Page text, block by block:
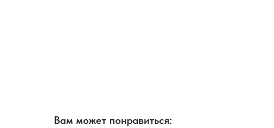
Вам может понравиться: